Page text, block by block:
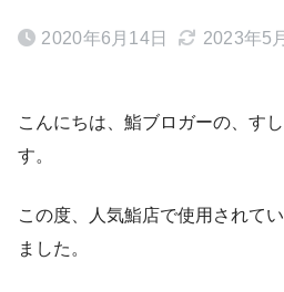
2020年6月14日 2023年5
こんにちは、鮨ブロガーの、す
す。
この度、人気鮨店で使用されて
ました。